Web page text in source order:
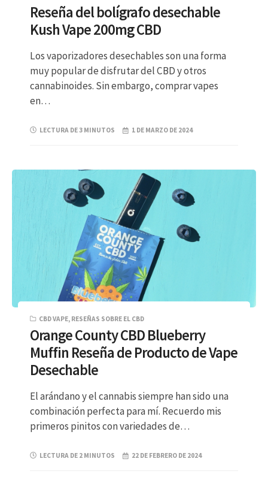
Reseña del bolígrafo desechable
Kush Vape 200mg CBD
Los vaporizadores desechables son una forma
muy popular de disfrutar del CBD y otros
cannabinoides. Sin embargo, comprar vapes
en…
LECTURA DE 3 MINUTOS 1 DE MARZO DE 2024
CBD VAPE, RESEÑAS SOBRE EL CBD
Orange County CBD Blueberry
Muffin Reseña de Producto de Vape
Desechable
El arándano y el cannabis siempre han sido una
combinación perfecta para mí. Recuerdo mis
primeros pinitos con variedades de…
LECTURA DE 2 MINUTOS 22 DE FEBRERO DE 2024